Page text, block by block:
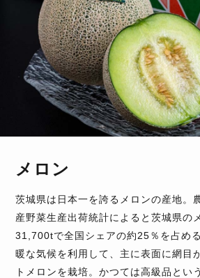
メロン
茨城県は日本一を誇るメロンの産地。
産野菜生産出荷統計によると茨城県の
31,700tで全国シェアの約25％を占め
暖な気候を利用して、主に表面に網目
トメロンを栽培。かつては高級品とい